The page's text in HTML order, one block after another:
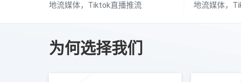
地流媒体，Tiktok直播推流
地流媒体，
为何选择我们